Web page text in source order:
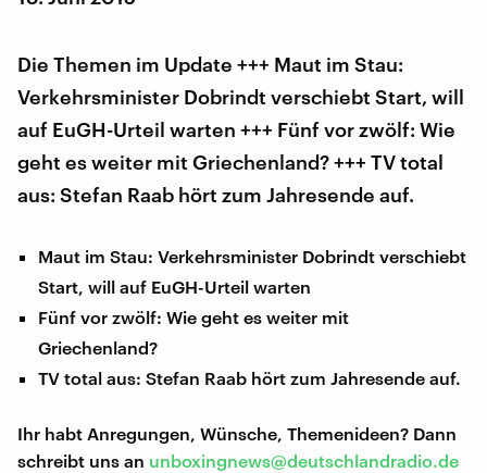
Die Themen im Update +++ Maut im Stau:
Verkehrsminister Dobrindt verschiebt Start, will
auf EuGH-Urteil warten +++ Fünf vor zwölf: Wie
geht es weiter mit Griechenland? +++ TV total
aus: Stefan Raab hört zum Jahresende auf.
Maut im Stau: Verkehrsminister Dobrindt verschiebt
Start, will auf EuGH-Urteil warten
Fünf vor zwölf: Wie geht es weiter mit
Griechenland?
TV total aus: Stefan Raab hört zum Jahresende auf.
Ihr habt Anregungen, Wünsche, Themenideen? Dann
schreibt uns an unboxingnews@deutschlandradio.de